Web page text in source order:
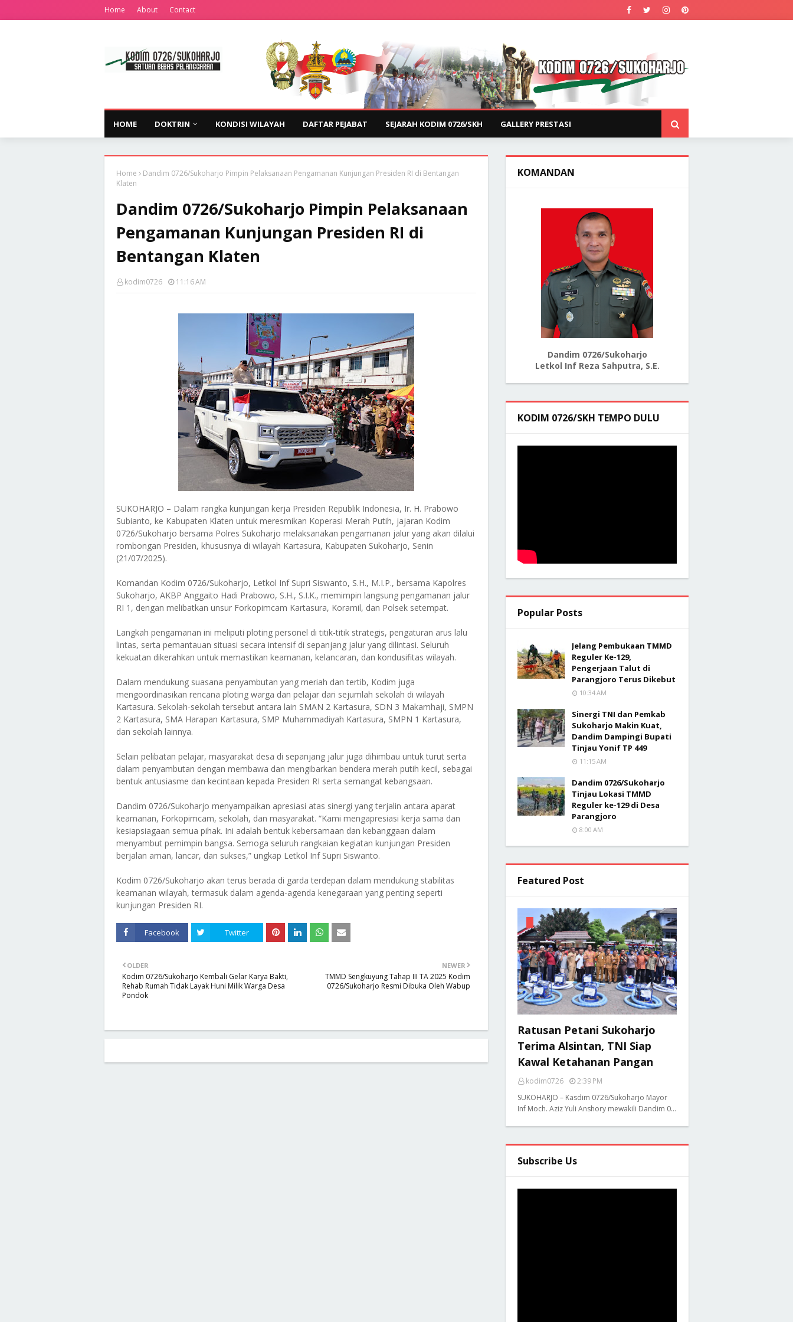
Home About Contact
HOME DOKTRIN KONDISI WILAYAH DAFTAR PEJABAT SEJARAH KODIM 0726/SKH GALLERY PRESTASI
Home
Dandim 0726/Sukoharjo Pimpin Pelaksanaan Pengamanan Kunjungan Presiden RI di Bentangan
Klaten
Dandim 0726/Sukoharjo Pimpin Pelaksanaan
Pengamanan Kunjungan Presiden RI di
Bentangan Klaten
kodim0726 11:16 AM
SUKOHARJO – Dalam rangka kunjungan kerja Presiden Republik Indonesia, Ir. H. Prabowo
Subianto, ke Kabupaten Klaten untuk meresmikan Koperasi Merah Putih, jajaran Kodim
0726/Sukoharjo bersama Polres Sukoharjo melaksanakan pengamanan jalur yang akan dilalui
rombongan Presiden, khususnya di wilayah Kartasura, Kabupaten Sukoharjo, Senin
(21/07/2025).
Komandan Kodim 0726/Sukoharjo, Letkol Inf Supri Siswanto, S.H., M.I.P., bersama Kapolres
Sukoharjo, AKBP Anggaito Hadi Prabowo, S.H., S.I.K., memimpin langsung pengamanan jalur
RI 1, dengan melibatkan unsur Forkopimcam Kartasura, Koramil, dan Polsek setempat.
Langkah pengamanan ini meliputi ploting personel di titik-titik strategis, pengaturan arus lalu
lintas, serta pemantauan situasi secara intensif di sepanjang jalur yang dilintasi. Seluruh
kekuatan dikerahkan untuk memastikan keamanan, kelancaran, dan kondusifitas wilayah.
Dalam mendukung suasana penyambutan yang meriah dan tertib, Kodim juga
mengoordinasikan rencana ploting warga dan pelajar dari sejumlah sekolah di wilayah
Kartasura. Sekolah-sekolah tersebut antara lain SMAN 2 Kartasura, SDN 3 Makamhaji, SMPN
2 Kartasura, SMA Harapan Kartasura, SMP Muhammadiyah Kartasura, SMPN 1 Kartasura,
dan sekolah lainnya.
Selain pelibatan pelajar, masyarakat desa di sepanjang jalur juga dihimbau untuk turut serta
dalam penyambutan dengan membawa dan mengibarkan bendera merah putih kecil, sebagai
bentuk antusiasme dan kecintaan kepada Presiden RI serta semangat kebangsaan.
Dandim 0726/Sukoharjo menyampaikan apresiasi atas sinergi yang terjalin antara aparat
keamanan, Forkopimcam, sekolah, dan masyarakat. “Kami mengapresiasi kerja sama dan
kesiapsiagaan semua pihak. Ini adalah bentuk kebersamaan dan kebanggaan dalam
menyambut pemimpin bangsa. Semoga seluruh rangkaian kegiatan kunjungan Presiden
berjalan aman, lancar, dan sukses,” ungkap Letkol Inf Supri Siswanto.
Kodim 0726/Sukoharjo akan terus berada di garda terdepan dalam mendukung stabilitas
keamanan wilayah, termasuk dalam agenda-agenda kenegaraan yang penting seperti
kunjungan Presiden RI.
Facebook Twitter
NEWER
TMMD Sengkuyung Tahap III TA 2025 Kodim
0726/Sukoharjo Resmi Dibuka Oleh Wabup
OLDER
Kodim 0726/Sukoharjo Kembali Gelar Karya Bakti,
Rehab Rumah Tidak Layak Huni Milik Warga Desa
Pondok
KOMANDAN
Dandim 0726/Sukoharjo
Letkol Inf Reza Sahputra, S.E.
KODIM 0726/SKH TEMPO DULU
Popular Posts
Jelang Pembukaan TMMD
Reguler Ke-129,
Pengerjaan Talut di
Parangjoro Terus Dikebut
10:34 AM
Sinergi TNI dan Pemkab
Sukoharjo Makin Kuat,
Dandim Dampingi Bupati
Tinjau Yonif TP 449
11:15 AM
Dandim 0726/Sukoharjo
Tinjau Lokasi TMMD
Reguler ke-129 di Desa
Parangjoro
8:00 AM
Featured Post
Ratusan Petani Sukoharjo
Terima Alsintan, TNI Siap
Kawal Ketahanan Pangan
kodim0726
2:39 PM
SUKOHARJO – Kasdim 0726/Sukoharjo Mayor
Inf Moch. Aziz Yuli Anshory mewakili Dandim 0…
Subscribe Us